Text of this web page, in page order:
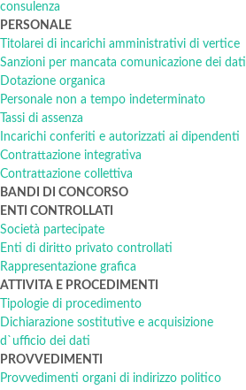
consulenza
PERSONALE
Titolarei di incarichi amministrativi di vertice
Sanzioni per mancata comunicazione dei dati
Dotazione organica
Personale non a tempo indeterminato
Tassi di assenza
Incarichi conferiti e autorizzati ai dipendenti
Contrattazione integrativa
Contrattazione collettiva
BANDI DI CONCORSO
ENTI CONTROLLATI
Società partecipate
Enti di diritto privato controllati
Rappresentazione grafica
ATTIVITA E PROCEDIMENTI
Tipologie di procedimento
Dichiarazione sostitutive e acquisizione
d`ufficio dei dati
PROVVEDIMENTI
Provvedimenti organi di indirizzo politico